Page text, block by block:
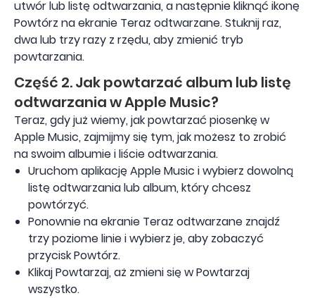
utwór lub listę odtwarzania, a następnie kliknąć ikonę
Powtórz na ekranie Teraz odtwarzane. Stuknij raz,
dwa lub trzy razy z rzędu, aby zmienić tryb
powtarzania.
Część 2. Jak powtarzać album lub listę
odtwarzania w Apple Music?
Teraz, gdy już wiemy, jak powtarzać piosenkę w
Apple Music, zajmijmy się tym, jak możesz to zrobić
na swoim albumie i liście odtwarzania.
Uruchom aplikację Apple Music i wybierz dowolną
listę odtwarzania lub album, który chcesz
powtórzyć.
Ponownie na ekranie Teraz odtwarzane znajdź
trzy poziome linie i wybierz je, aby zobaczyć
przycisk Powtórz.
Klikaj Powtarzaj, aż zmieni się w Powtarzaj
wszystko.